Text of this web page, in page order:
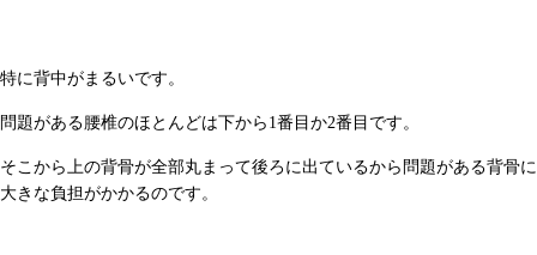
特に背中がまるいです。
問題がある腰椎のほとんどは下から1番目か2番目です。
そこから上の背骨が全部丸まって後ろに出ているから問題がある背骨に
大きな負担がかかるのです。